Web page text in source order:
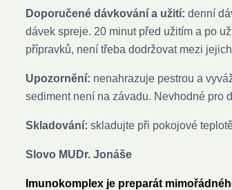
Doporučené dávkování a užití: denní
dávek spreje. 20 minut před užitím a po
přípravků, není třeba dodržovat mezi
Upozornění: nenahrazuje pestrou a
sediment není na závadu. Nevhodné pro
Skladování: skladujte při pokojové
Slovo MUDr. Jonáše
Imunokomplex je preparát